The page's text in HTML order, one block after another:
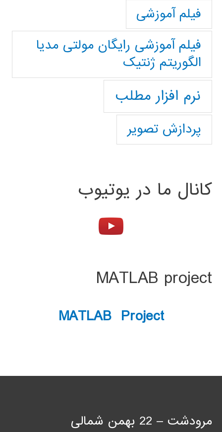
فیلم آموزشی
فیلم آموزشی رایگان مولتی مدیا
الگوریتم ژنتیک
نرم افزار مطلب
پردازش تصویر
کانال ما در یوتیوب
MATLAB project
MATLAB Project
مرودشت – 22 بهمن شمالی